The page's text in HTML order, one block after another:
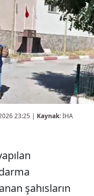
23:25 | Kaynak:İHA
şahısların